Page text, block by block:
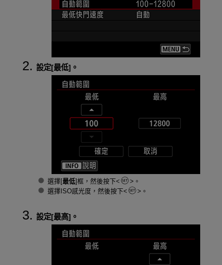
設定[最低]。
選擇[最低]框，然後按下
。
選擇ISO感光度，然後按下
。
設定[最高]。